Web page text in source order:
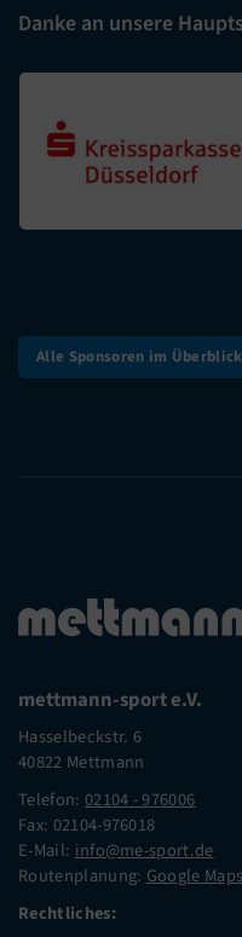
Danke an unsere
Alle Sponsoren im Überblick
mettmann-sport e.V.
Hasselbeckstr. 6
40822 Mettmann
Telefon: 02104 - 976006
Fax: 02104-976018
E-Mail: info@me-sport.de
Routenplanung: Google Maps
Rechtliches: